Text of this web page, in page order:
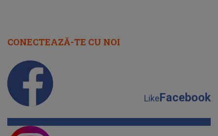
CONECTEAZĂ-TE CU NOI
LikeFacebook